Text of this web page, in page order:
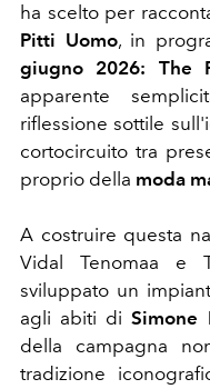
ha scelto per
Pitti Uomo, in
giugno 2026: The
apparente
riflessione sottile
cortocircuito tra
proprio della moda
A costruire questa
Vidal Tenomaa e
sviluppato un
agli abiti diSimone
della campagna
tradizione